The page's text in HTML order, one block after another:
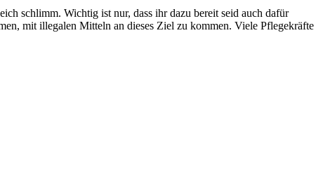
schlimm. Wichtig ist nur, dass ihr dazu bereit seid auch dafür
mit illegalen Mitteln an dieses Ziel zu kommen. Viele Pflegekräfte